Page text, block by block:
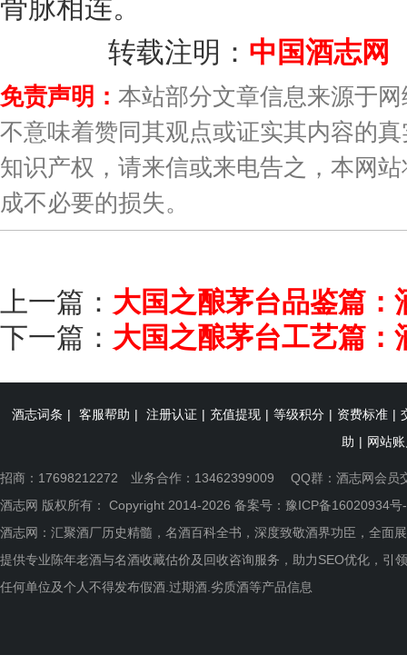
骨脉相连。
转载注明： 中国酒志网
免责声明： 本站部分文章信息来源于
不意味着赞同其观点或证实其内容的
知识产权，请来信或来电告之，本网
成不必要的损失。
上一篇： 大国之酿茅台品鉴篇
下一篇： 大国之酿茅台工艺篇：
酒志词条 | 客服帮助 | 注册认证 | 充值提现 | 等级积分 | 资费标准 |
助 | 网站
招商：17698212272 业务合作：13462399009 QQ群： 酒志网会员
酒志网 版权所有： Copyright 2014-2026 备案号： 豫ICP备16020934号
酒志网：汇聚酒厂历史精髓，名酒百科全书，深度致敬酒界功臣，全面
提供专业陈年老酒与名酒收藏估价及回收咨询服务，助力SEO优化，引
任何单位及个人不得发布假酒.过期酒.劣质酒等产品信息